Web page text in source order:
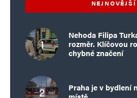
NEJNOVĚJŠÍ
Nehoda Filipa
rozměr. Klíčovou
chybné značení
Praha je v bydlení